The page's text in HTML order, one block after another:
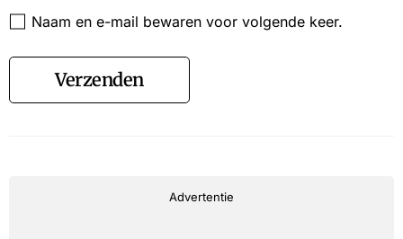
Naam en e-mail bewaren voor volgende keer.
Verzenden
Advertentie